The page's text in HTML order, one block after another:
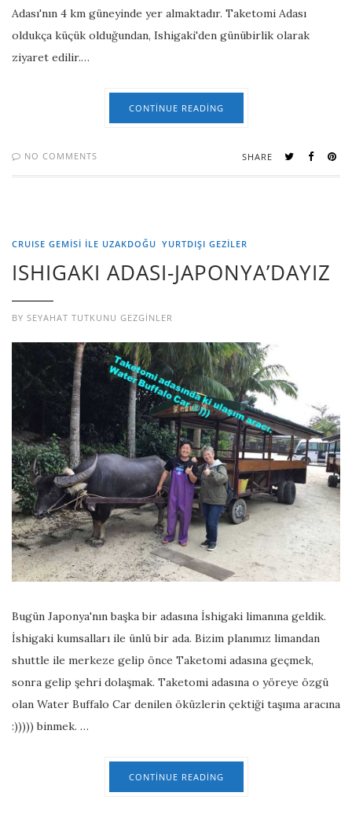
Adası'nın 4 km güneyinde yer almaktadır. Taketomi Adası
oldukça küçük olduğundan, Ishigaki'den günübirlik olarak
ziyaret edilir.…
CONTINUE READING
NO COMMENTS SHARE
CRUISE GEMİSİ İLE UZAKDOĞU YURTDIŞI GEZILER
ISHIGAKI ADASI-JAPONYA’DAYIZ
BY SEYAHAT TUTKUNU GEZGINLER
Bugün Japonya'nın başka bir adasına İshigaki limanına geldik.
İshigaki kumsalları ile ünlü bir ada. Bizim planımız limandan
shuttle ile merkeze gelip önce Taketomi adasına geçmek,
sonra gelip şehri dolaşmak. Taketomi adasına o yöreye özgü
olan Water Buffalo Car denilen öküzlerin çektiği taşıma aracına
:))))) binmek. …
CONTINUE READING